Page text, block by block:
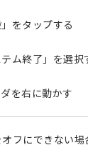
」をタップする
テム終了」を選択
を右に動かす
フにできない